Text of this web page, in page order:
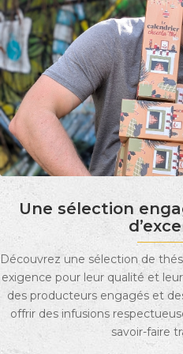
Une sélection
Découvrez une sélection de
exigence pour leur qualité et
des producteurs engagés et
offrir des infusions
savoir-faire